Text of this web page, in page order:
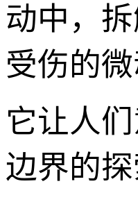
动中，
受伤的
它让人
边界的